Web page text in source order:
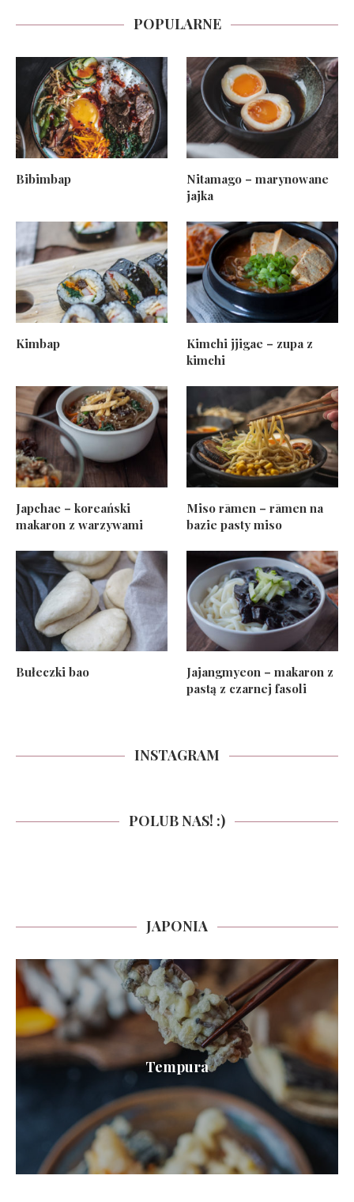
POPULARNE
Bibimbap
Nitamago – marynowane
jajka
Kimbap
Kimchi jjigae – zupa z
kimchi
Japchae – koreański
makaron z warzywami
Miso rāmen – rāmen na
bazie pasty miso
Bułeczki bao
Jajangmyeon – makaron z
pastą z czarnej fasoli
INSTAGRAM
POLUB NAS! :)
JAPONIA
Tempura